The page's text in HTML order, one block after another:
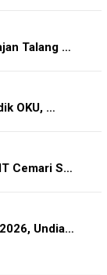
Talang …
OKU, …
Cemari S…
Undia…